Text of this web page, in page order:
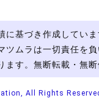
に基づき作成してい
ツムラは一切責任を
す。無断転載・無断
All Rights